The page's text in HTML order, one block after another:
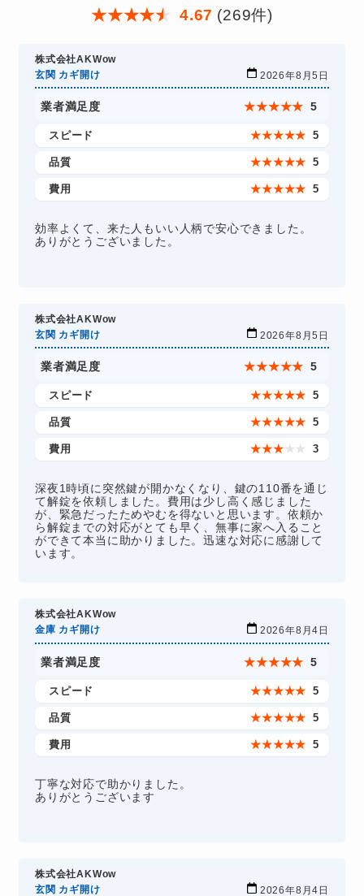
★★★★★ 4.67 (269件)
株式会社AKWow
玄関 カギ開け
2026年8月5日
業者満足度 ★★★★★ 5
スピード ★★★★★ 5
品質 ★★★★★ 5
費用 ★★★★★ 5
効率よくて、来た人もいい人柄で安心できました。
ありがとうございました。
株式会社AKWow
玄関 カギ開け
2026年8月5日
業者満足度 ★★★★★ 5
スピード ★★★★★ 5
品質 ★★★★★ 5
費用 ★★★ ★ ★ 3
深夜1時頃に突然鍵が開かなくなり、鍵の110番を通じ
て解錠を依頼しました。費用は少し高く感じました
が、緊急だったためやむを得ないと思います。依頼か
ら解錠までの対応がとても早く、無事に家へ入ること
ができて本当に助かりました。迅速な対応に感謝して
います。
株式会社AKWow
金庫 カギ開け
2026年8月4日
業者満足度 ★★★★★ 5
スピード ★★★★★ 5
品質 ★★★★★ 5
費用 ★★★★★ 5
丁寧な対応で助かりました。
ありがとうございます
株式会社AKWow
玄関 カギ開け
2026年8月4日